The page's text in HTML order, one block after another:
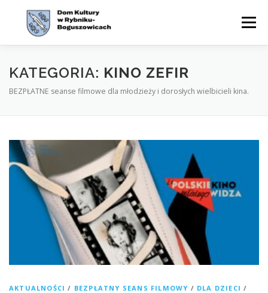
Menu
WYDARZENIA AKTUALNOŚCI ZAJĘCIA
KATEGORIA: KINO ZEFIR
BEZPŁATNE seanse filmowe dla młodzieży i dorosłych wielbicieli kina.
AKTUALNOŚCI / BEZPŁATNY SEANS FILMOWY / DLA DZIECI /